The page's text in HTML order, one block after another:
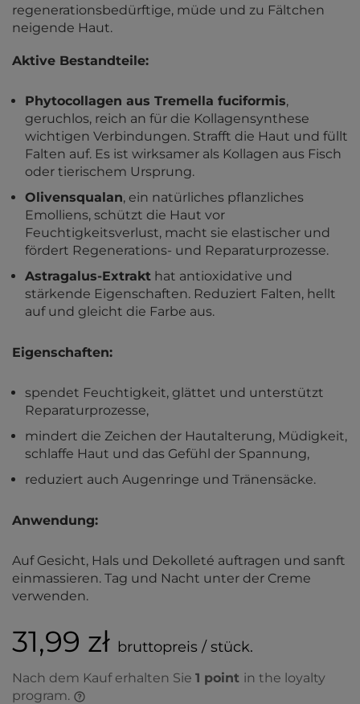
regenerationsbedürftige, müde und zu Fältchen
neigende Haut.
Aktive Bestandteile:
Phytocollagen aus Tremella fuciformis,
geruchlos, reich an für die Kollagensynthese
wichtigen Verbindungen. Strafft die Haut und füllt
Falten auf. Es ist wirksamer als Kollagen aus Fisch
oder tierischem Ursprung.
Olivensqualan, ein natürliches pflanzliches
Emolliens, schützt die Haut vor
Feuchtigkeitsverlust, macht sie elastischer und
fördert Regenerations- und Reparaturprozesse.
Astragalus-Extrakt hat antioxidative und
stärkende Eigenschaften. Reduziert Falten, hellt
auf und gleicht die Farbe aus.
Eigenschaften:
spendet Feuchtigkeit, glättet und unterstützt
Reparaturprozesse,
mindert die Zeichen der Hautalterung, Müdigkeit,
schlaffe Haut und das Gefühl der Spannung,
reduziert auch Augenringe und Tränensäcke.
Anwendung:
Auf Gesicht, Hals und Dekolleté auftragen und sanft
einmassieren. Tag und Nacht unter der Creme
verwenden.
31,99 zł bruttopreis / stück.
Nach dem Kauf erhalten Sie 1 point in the loyalty
program.